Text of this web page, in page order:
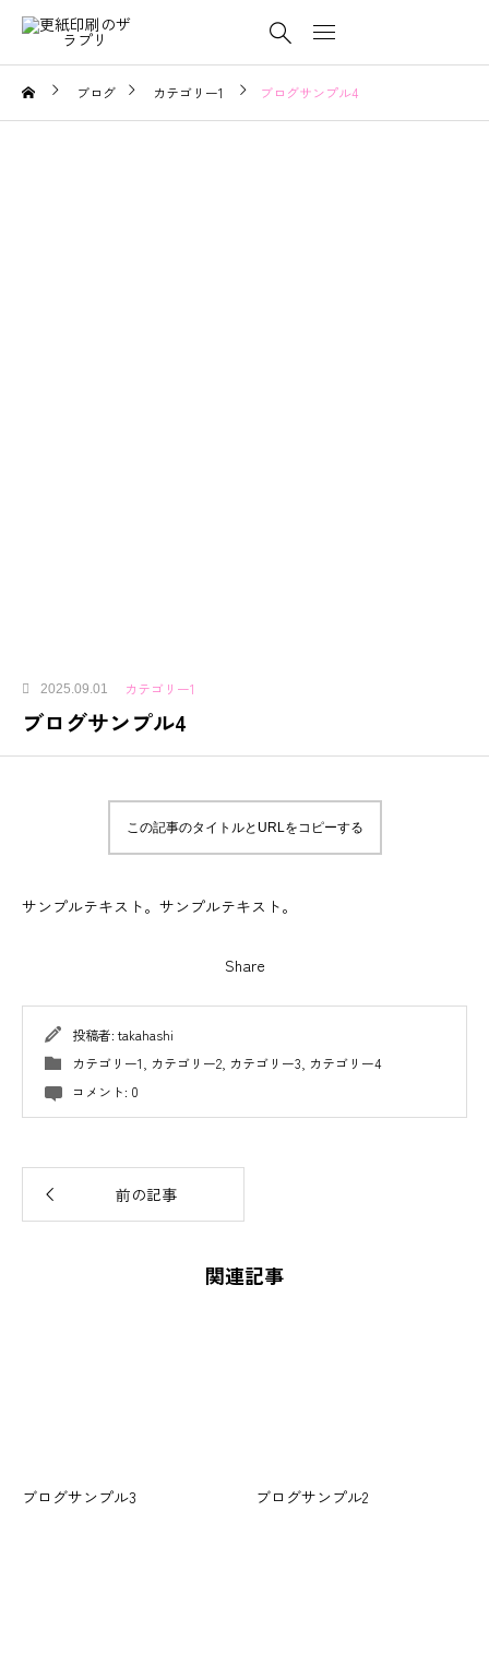
ブログ カテゴリー1 ブログサンプル4
2025.09.01 カテゴリー1
ブログサンプル4
この記事のタイトルとURLをコピーする
サンプルテキスト。サンプルテキスト。
Share
投稿者:takahashi
カテゴリー1
カテゴリー2 カテゴリー3 カテゴリー4
コメント: 0
前の記事
関連記事
ブログサンプル3 ブログサンプル2